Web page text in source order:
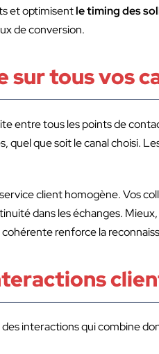
et optimisentle timing des
de conversion.
sur tous vos
entre tous les points de
quel que soit le canal choisi.
client homogène. Vos
dans les échanges. Mieux,
renforce la
interactions qui combine